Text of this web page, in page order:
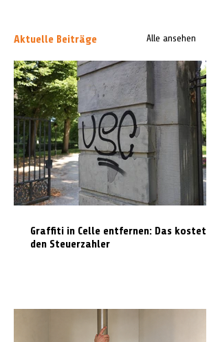
Aktuelle Beiträge Alle ansehen
Graffiti in Celle entfernen: Das kostet es
den Steuerzahler